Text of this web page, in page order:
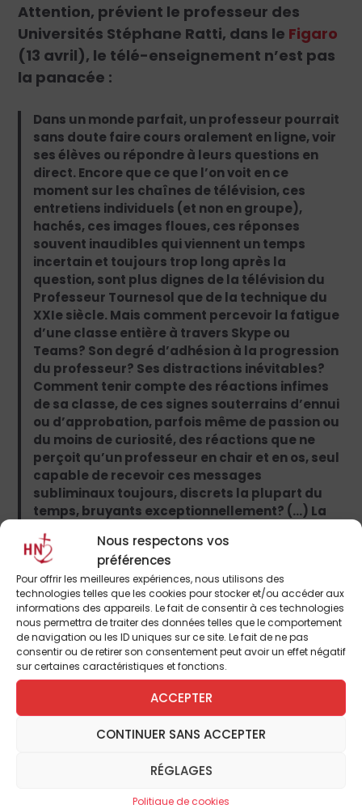
Nous respectons vos
préférences
Pour offrir les meilleures expériences, nous utilisons des
technologies telles que les cookies pour stocker et/ou accéder aux
informations des appareils. Le fait de consentir à ces technologies
nous permettra de traiter des données telles que le comportement
de navigation ou les ID uniques sur ce site. Le fait de ne pas
consentir ou de retirer son consentement peut avoir un effet négatif
sur certaines caractéristiques et fonctions.
ACCEPTER
CONTINUER SANS ACCEPTER
RÉGLAGES
Politique de cookies
Attention, prévient le professeur des
Universités Stéphane Ratti, dans le Figaro
(13 avril), le télé-enseignement n’est pas
la panacée :
Dans un monde parfait, un professeur pourrait
sans doute faire cours oralement en ligne, voir
ses élèves ou répondre à leurs questions en
direct. Encore que ce que l’on voit en ce
moment sur les chaînes de télévision, ces
entretiens individuels (et non en groupe),
hachés, ces images floues, ces réponses
souvent inaudibles qui viennent un temps
incertain et toujours trop long après la
question, sont plus dignes de la télévision du
Professeur Tournesol que de la technique du
XXIe siècle. Mais comment percevoir la fatigue
d’une classe entière à travers Skype ou
Teams? Son degré d’adhésion à la progression
du professeur? Ses distractions inévitables?
Comment tenir compte des réactions infimes
de sa classe, de ces signes souterrains d’ennui
ou d’approbation, parfois même de passion ou
du moins de curiosité, des réactions que ne
perçoit qu’un professeur en chair et en os, seul
capable de recevoir ces messages
subliminaux toujours, discrets la plupart du
temps, bruyants exceptionnellement? (…) La
primauté de l’oral sur l’écrit que défendait
Platon ne devrait pas nous laisser indifférents
en ces temps de séparation entre maîtres et
élèves, et l’on ne saurait trouver plus bel
encouragement à maintenir, dans un
enseignement moderne, le dialogue.
«L’entretien oral, disait Nietzsche, est une
occupation sérieuse ; l’écriture est seulement
un jeu.»
DansLa Nation(10 avril), journal de la
Ligue vaudoise (Suisse), Olivier
parfois contradictoires :